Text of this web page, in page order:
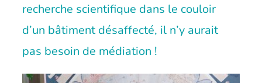
recherche scientifique dans le couloir
d’un bâtiment désaffecté, il n’y aurait
pas besoin de médiation !